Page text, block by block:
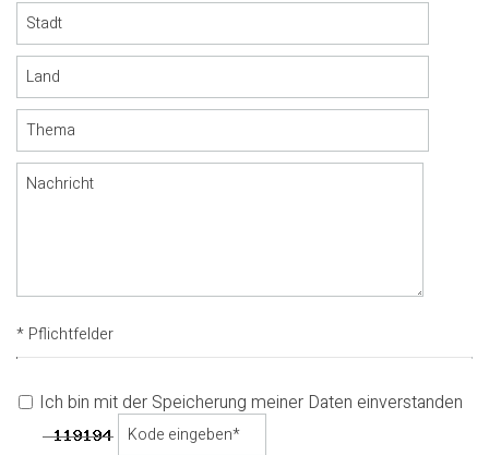
* Pflichtfelder
Ich bin mit der Speicherung meiner Daten einverstanden